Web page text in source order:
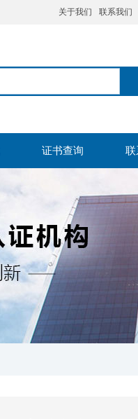
关于我们 联系我们
证书查询 联